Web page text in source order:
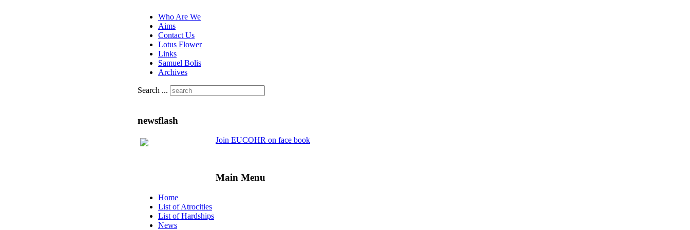
Who Are We
Aims
Contact Us
Lotus Flower
Links
Samuel Bolis
Archives
Search ...
newsflash
Join EUCOHR on face book
Main Menu
Home
List of Atrocities
List of Hardships
News